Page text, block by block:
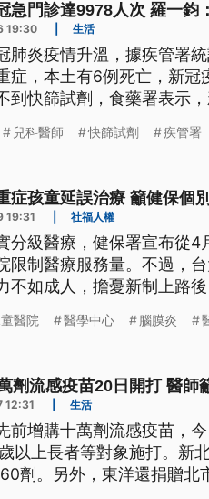
急門診達9978人次 羅一鈞
19:30 生活
肺炎疫情升溫，據疾管署
症，本土有6例死亡，新
到快篩試劑，食藥署表示
雜難以預測。
兒科醫師 快篩試劑 疾管署
症孩童延誤治療 籲健保個
19:31 社福人權
分級醫療，健保署宣布從4
限制醫療服務量。不過，
不如成人，擔憂新制上路
總計有22項，不用納入總
醫院 醫學中心 腦膜炎
劑流感疫苗20日開打 醫師
12:31 生活
前增購十萬劑流感疫苗，
以上長者等對象施打。新
劑。另外，東洋還捐贈